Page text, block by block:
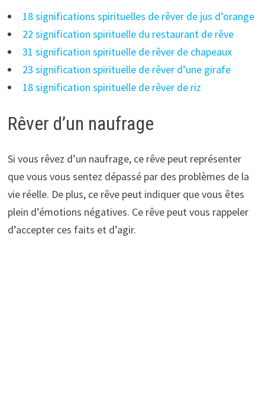
18 significations spirituelles de rêver de jus d’orange
22 signification spirituelle du restaurant de rêve
31 signification spirituelle de rêver de chapeaux
23 signification spirituelle de rêver d’une girafe
18 signification spirituelle de rêver de riz
Rêver d’un naufrage
Si vous rêvez d’un naufrage, ce rêve peut représenter
que vous vous sentez dépassé par des problèmes de la
vie réelle. De plus, ce rêve peut indiquer que vous êtes
plein d’émotions négatives. Ce rêve peut vous rappeler
d’accepter ces faits et d’agir.